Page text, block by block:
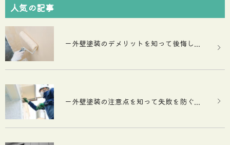
人気の記事
ー外壁塗装のデメリットを知って後悔し...
ー外壁塗装の注意点を知って失敗を防ぐ...